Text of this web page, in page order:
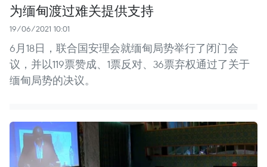
为缅甸渡过难关提供支持
19/06/2021 10:01
6月18日，联合国安理会就缅甸局势举行了闭门会
议，并以119票赞成、1票反对、36票弃权通过了关于
缅甸局势的决议。